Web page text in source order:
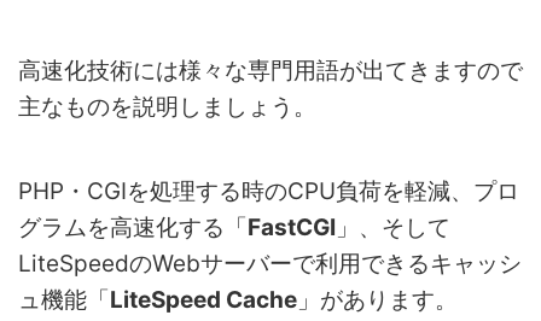
高速化技術には様々な専門用語が出てきますので
主なものを説明しましょう。
PHP・CGIを処理する時のCPU負荷を軽減、プロ
グラムを高速化する「FastCGI 」、そして
LiteSpeedのWebサーバーで利用できるキャッシ
ュ機能「LiteSpeed Cache 」があります。